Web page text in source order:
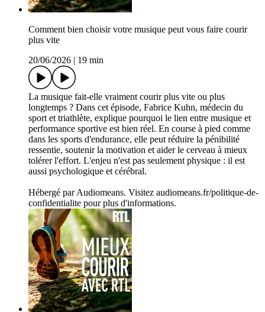
Comment bien choisir votre musique peut vous faire courir
plus vite
20/06/2026
19 min
La musique fait-elle vraiment courir plus vite ou plus
longtemps ? Dans cet épisode, Fabrice Kuhn, médecin du
sport et triathlète, explique pourquoi le lien entre musique et
performance sportive est bien réel. En course à pied comme
dans les sports d'endurance, elle peut réduire la pénibilité
ressentie, soutenir la motivation et aider le cerveau à mieux
tolérer l'effort. L'enjeu n'est pas seulement physique : il est
aussi psychologique et cérébral.
Hébergé par Audiomeans. Visitez audiomeans.fr/politique-de-
confidentialite pour plus d'informations.